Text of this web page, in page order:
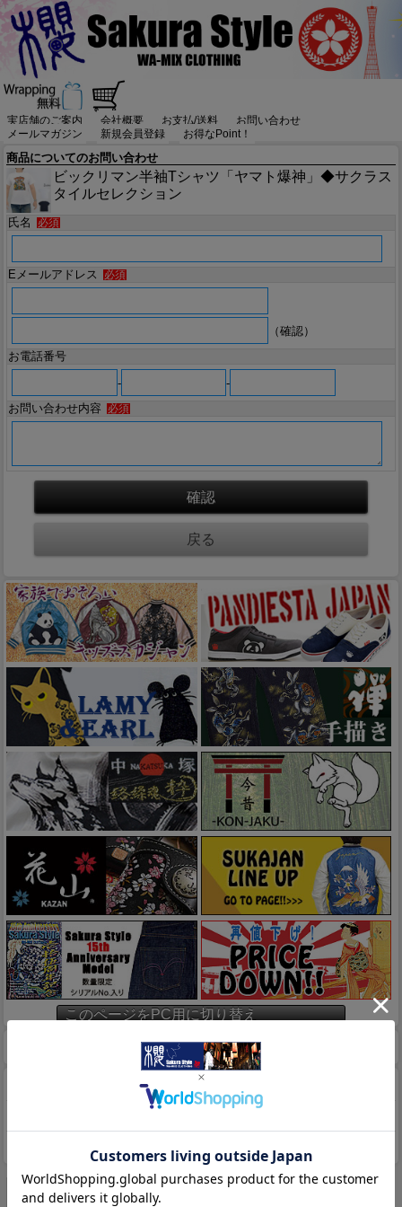
実店舗のご案内 会社概要 お支払/送料
お問い合わせ
メールマガジン
新規会員登録 お得なPoint！
商品についてのお問い合わせ
ビックリマン半袖Tシャツ「ヤマト爆神」◆サクラス
タイルセレクション
氏名 必須
Eメールアドレス 必須
（確認）
お電話番号
-
-
お問い合わせ内容
必須
このページをPC用に切り替え
マイページ
特定商取引法に基づく表示